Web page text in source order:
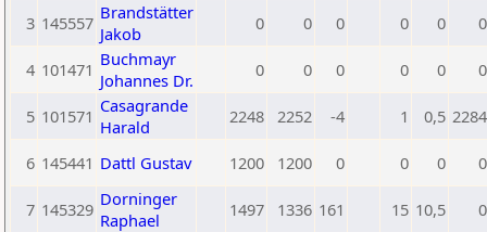
3 145557 Brandstätter
Jakob
0 0 0 0 0 0
4 101471 Buchmayr
Johannes Dr.
0 0 0 0 0 0
5 101571 Casagrande
Harald
2248 2252 -4 1 0,5 2284
6 145441 Dattl Gustav 1200 1200 0 0 0 0
7 145329 Dorninger
Raphael
1497 1336 161 15 10,5 0